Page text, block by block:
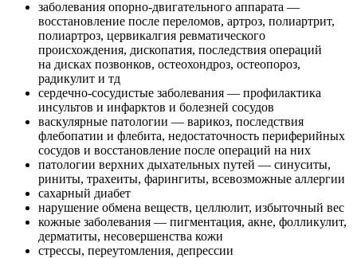
заболевания опорно-двигательного аппарата —
восстановление после переломов, артроз, полиартрит,
полиартроз, цервикалгия ревматического
происхождения, дископатия, последствия операций
на дисках позвонков, остеохондроз, остеопороз,
радикулит и тд
сердечно-сосудистые заболевания — профилактика
инсультов и инфарктов и болезней сосудов
васкулярные патологии — варикоз, последствия
флебопатии и флебита, недостаточность периферийных
сосудов и восстановление после операций на них
патологии верхних дыхательных путей — синуситы,
риниты, трахеиты, фарингиты, всевозможные аллергии
сахарный диабет
нарушение обмена веществ, целлюлит, избыточный вес
кожные заболевания — пигментация, акне, фолликулит,
дерматиты, несовершенства кожи
стрессы, переутомления, депрессии